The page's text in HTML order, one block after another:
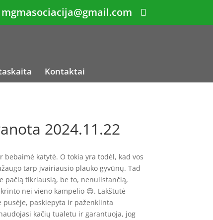
mgmasociacija@gmail.com
Kontaktai
2024.11.22
katytė. O tokia yra todėl, kad vos
tarp įvairiausio plauko gyvūnų. Tad
pačią tikriausią, be to, nenuilstančią,
nei vieno kampelio 😊. Lakštutė
paskiepyta ir paženklinta
kačių tualetu ir garantuoja, jog